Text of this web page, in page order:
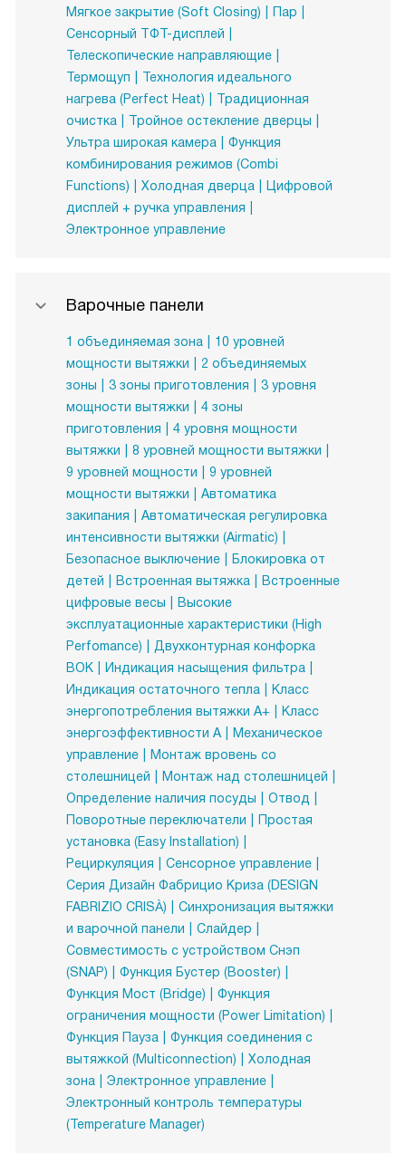
Мягкое закрытие (Soft Closing)
Пар
Сенсорный ТФТ-дисплей
Телескопические направляющие
Термощуп
Технология идеального
нагрева (Perfect Heat)
Традиционная
очистка
Тройное остекление дверцы
Ультра широкая камера
Функция
комбинирования режимов (Combi
Functions)
Холодная дверца
Цифровой
дисплей + ручка управления
Электронное управление
Варочные панели
1 объединяемая зона
10 уровней
мощности вытяжки
2 объединяемых
зоны
3 зоны приготовления
3 уровня
мощности вытяжки
4 зоны
приготовления
4 уровня мощности
вытяжки
8 уровней мощности вытяжки
9 уровней мощности
9 уровней
мощности вытяжки
Автоматика
закипания
Автоматическая регулировка
интенсивности вытяжки (Airmatic)
Безопасное выключение
Блокировка от
детей
Встроенная вытяжка
Встроенные
цифровые весы
Высокие
эксплуатационные характеристики (High
Perfomance)
Двухконтурная конфорка
ВОК
Индикация насыщения фильтра
Индикация остаточного тепла
Класс
энергопотребления вытяжки A+
Класс
энергоэффективности А
Механическое
управление
Монтаж вровень со
столешницей
Монтаж над столешницей
Определение наличия посуды
Отвод
Поворотные переключатели
Простая
установка (Easy Installation)
Рециркуляция
Сенсорное управление
Серия Дизайн Фабрицио Криза (DESIGN
FABRIZIO CRISÀ)
Синхронизация вытяжки
и варочной панели
Слайдер
Совместимость с устройством Снэп
(SNAP)
Функция Бустер (Booster)
Функция Мост (Bridge)
Функция
ограничения мощности (Power Limitation)
Функция Пауза
Функция соединения с
вытяжкой (Multiconnection)
Холодная
зона
Электронное управление
Электронный контроль температуры
(Temperature Manager)